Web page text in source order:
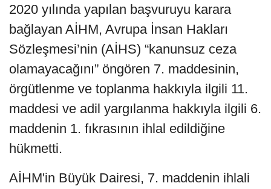
2020 yılında yapılan başvuruyu karara
bağlayan AİHM, Avrupa İnsan Hakları
Sözleşmesi’nin (AİHS) “kanunsuz ceza
olamayacağını” öngören 7. maddesinin,
örgütlenme ve toplanma hakkıyla ilgili 11.
maddesi ve adil yargılanma hakkıyla ilgili 6.
maddenin 1. fıkrasının ihlal edildiğine
hükmetti.
AİHM'in Büyük Dairesi, 7. maddenin ihlali